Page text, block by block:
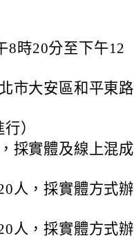
8時20分至下午12
市大安區和平東路
）
採實體及線上混成
人，採實體方式辦
人，採實體方式辦